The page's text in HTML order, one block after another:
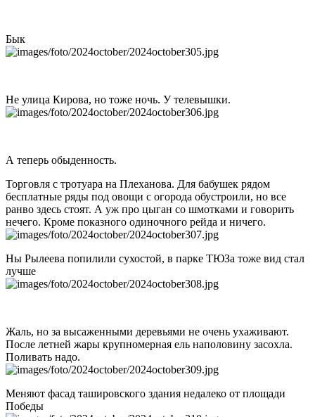
Бык
Не улица Кирова, но тоже ночь. У телевышки.
А теперь обыденность.
Торговля с тротуара на Плеханова. Для бабушек рядом
бесплатные ряды под овощи с огорода обустроили, но все
ранво здесь стоят. А уж про цыган со шмотками и говорить
нечего. Кроме показного одиночного рейда и ничего.
Ны Рылеева попилили сухостой, в парке ТЮЗа тоже вид стал
лучше
Жаль, но за высаженными деревьями не очень ухаживают.
После летней жары крупномерная ель наполовину засохла.
Поливать надо.
Меняют фасад ташировского здания недалеко от площади
Победы